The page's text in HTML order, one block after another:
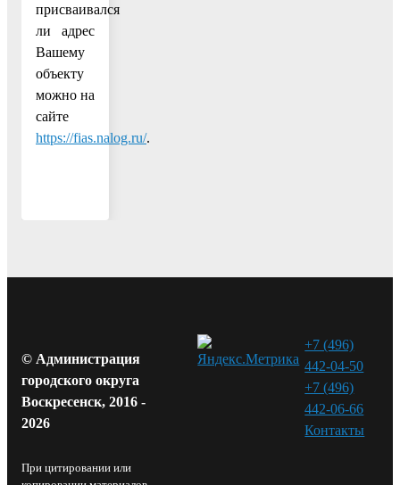
присваивался
ли адрес
Вашему
объекту
можно на
сайте
https://fias.nalog.ru/.
© Администрация
городского округа
Воскресенск, 2016 -
2026
При цитировании или
+7 (496)
442-04-50
+7 (496)
442-06-66
Контакты⁠